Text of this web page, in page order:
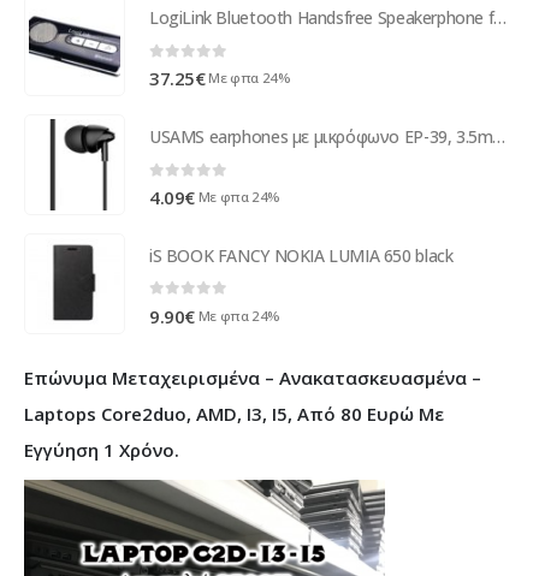
LogiLink Bluetooth Handsfree Speakerphone for car (BT0014) black-silver
0 out of 5
37.25€ Με φπα 24%
USAMS earphones με μικρόφωνο EP-39, 3.5mm σύνδεση, Φ10mm, 1.2m, μαύρα
4.09€ Με φπα 24%
iS BOOK FANCY NOKIA LUMIA 650 black
9.90€ Με φπα 24%
Επώνυμα Μεταχειρισμένα – Ανακατασκευασμένα –
Laptops Core2duo, AMD, I3, I5, Από 80 Ευρώ Με
Εγγύηση 1 Χρόνο.